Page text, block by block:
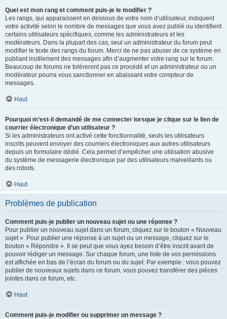
Quel est mon rang et comment puis-je le modifier ?
Les rangs, qui apparaissent en dessous de votre nom d’utilisateur, indiquent
votre activité selon le nombre de messages que vous avez publié ou identifient
certains utilisateurs spécifiques, comme les administrateurs et les
modérateurs. Dans la plupart des cas, seul un administrateur du forum peut
modifier le texte des rangs du forum. Merci de ne pas abuser de ce système en
publiant inutilement des messages afin d’augmenter votre rang sur le forum.
Beaucoup de forums ne toléreront pas ce procédé et un administrateur ou un
modérateur pourra vous sanctionner en abaissant votre compteur de
messages.
Haut
Pourquoi m’est-il demandé de me connecter lorsque je clique sur le lien de
courrier électronique d’un utilisateur ?
Si les administrateurs ont activé cette fonctionnalité, seuls les utilisateurs
inscrits peuvent envoyer des courriers électroniques aux autres utilisateurs
depuis un formulaire dédié. Cela permet d’empêcher une utilisation abusive
du système de messagerie électronique par des utilisateurs malveillants ou
des robots.
Haut
Problèmes de publication
Comment puis-je publier un nouveau sujet ou une réponse ?
Pour publier un nouveau sujet dans un forum, cliquez sur le bouton « Nouveau
sujet ». Pour publier une réponse à un sujet ou un message, cliquez sur le
bouton « Répondre ». Il se peut que vous ayez besoin d’être inscrit avant de
pouvoir rédiger un message. Sur chaque forum, une liste de vos permissions
est affichée en bas de l’écran du forum ou du sujet. Par exemple : vous pouvez
publier de nouveaux sujets dans ce forum, vous pouvez transférer des pièces
jointes dans ce forum, etc.
Haut
Comment puis-je modifier ou supprimer un message ?